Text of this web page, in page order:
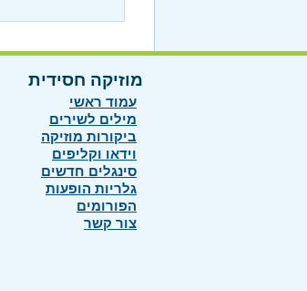
מוזיקה חסידית
עמוד ראשי
מילים לשירים
ביקורות מוזיקה
וידאו וקליפים
סינגלים חדשים
גלריות הופעות
הפורומים
צור קשר